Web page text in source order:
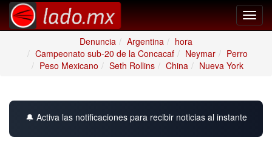
Denuncia
Argentina
hora
Campeonato sub-20 de la Concacaf
Neymar
Perro
Peso Mexicano
Seth Rollins China Nueva York
🔔 Activa las notificaciones para recibir noticias al instante